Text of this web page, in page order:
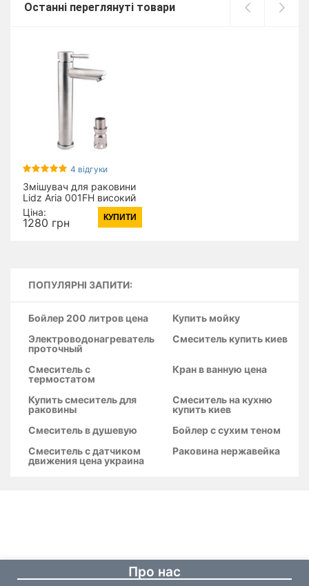
Останні переглянуті товари
4 відгуки
Змішувач для раковини
Lidz Aria 001FH високий
(k35)
LDARI001FHNKS34938
Nickel
Ціна:
1280 грн КУПИТИ
ПОПУЛЯРНІ ЗАПИТИ:
Бойлер 200 литров цена
Купить мойку
Электроводонагреватель
проточный
Смеситель купить киев
Смеситель с
термостатом
Кран в ванную цена
Купить смеситель для
раковины
Смеситель на кухню
купить киев
Смеситель в душевую
Бойлер с сухим теном
Смеситель с датчиком
движения цена украина
Раковина нержавейка
Про нас